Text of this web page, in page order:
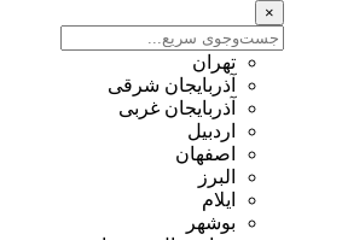
×
تهران
آذربایجان شرقی
آذربایجان غربی
اردبیل
اصفهان
البرز
ایلام
بوشهر